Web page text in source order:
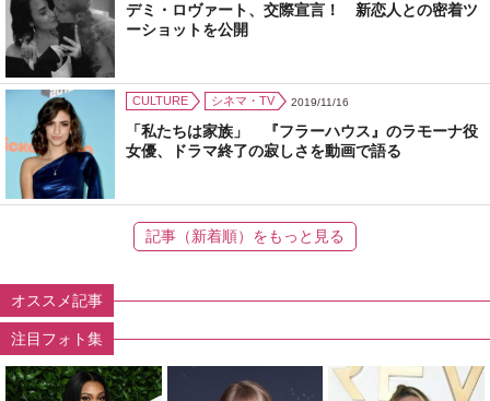
デミ・ロヴァート、交際宣言！ 新恋人との密着ツ
ーショットを公開
CULTURE シネマ・TV 2019/11/16
「私たちは家族」 『フラーハウス』のラモーナ役
女優、ドラマ終了の寂しさを動画で語る
記事（新着順）をもっと見る
オススメ記事
注目フォト集